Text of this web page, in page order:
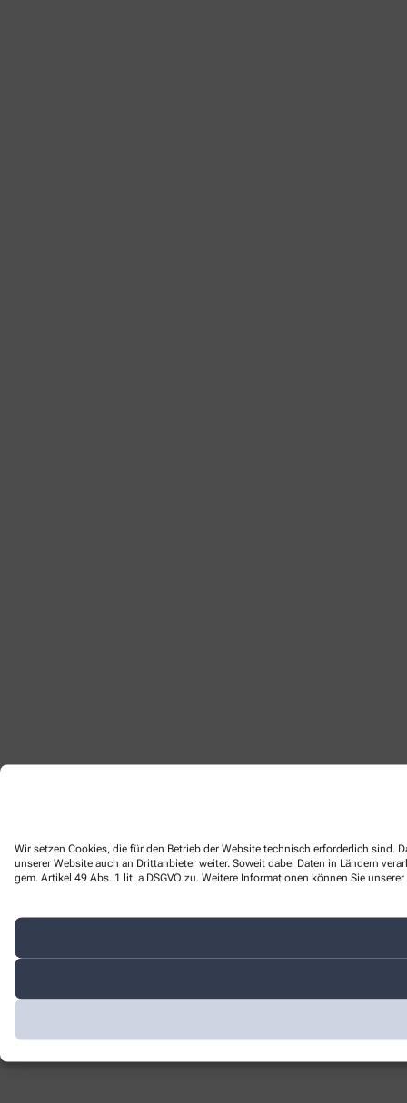
Wir setzen Cookies, die für den Betrieb der Website technisch erforderlich sind.
unserer Website auch an Drittanbieter weiter. Soweit dabei Daten in Ländern
gem. Artikel 49 Abs. 1 lit. a DSGVO zu. Weitere Informationen können Sie unserer